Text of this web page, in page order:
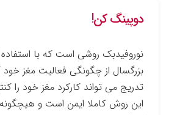
دوپینگ کن!
نوروفیدبک روشی است که با
بزرگسال از چگونگی فعالیت مغز خود
تدریج می ­تواند کارکرد مغز خود را
این روش کاملا ایمن است و